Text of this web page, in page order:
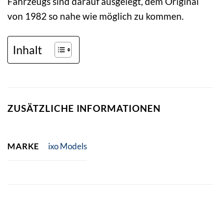
von 1982 so nahe wie möglich zu kommen.
Inhalt
ZUSÄTZLICHE INFORMATIONEN
MARKE ixo Models